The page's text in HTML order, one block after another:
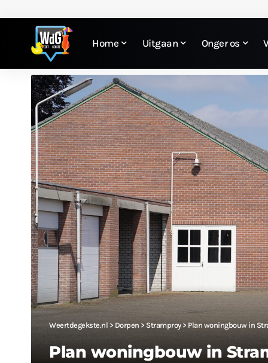
Home Uitgaan Onger os
Weertdegekste.nl > Dorpen > Stramproy> Plan woningbouw in
Plan woningbouw in